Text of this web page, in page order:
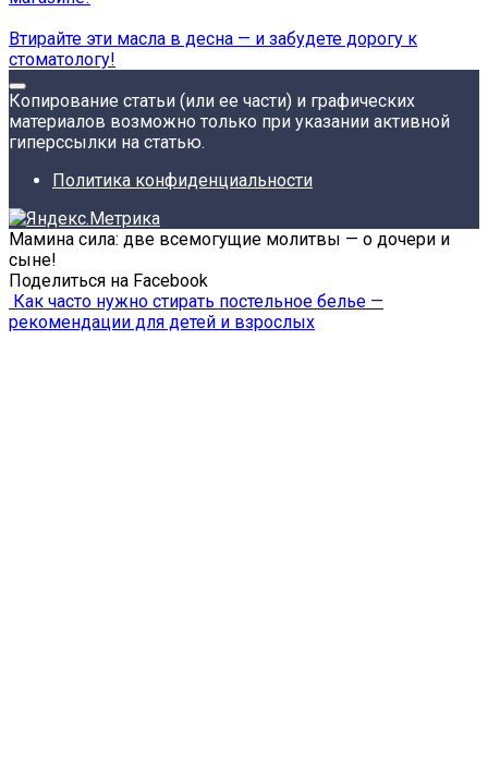
Втирайте эти масла в десна — и забудете дорогу к
стоматологу!
Копирование статьи (или ее части) и графических
материалов возможно только при указании активной
гиперссылки на статью.
Политика конфиденциальности
Мамина сила: две всемогущие молитвы — о дочери и
сыне!
Поделиться на Facebook
Как часто нужно стирать постельное белье —
рекомендации для детей и взрослых